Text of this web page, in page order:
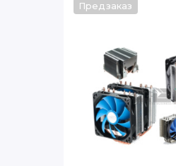
Предзаказ